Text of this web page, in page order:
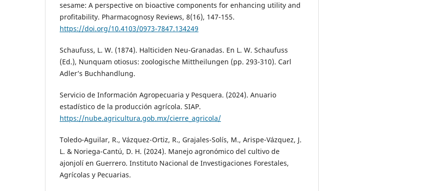
sesame: A perspective on bioactive components for enhancing utility and
profitability. Pharmacognosy Reviews, 8(16), 147-155.
https://doi.org/10.4103/0973-7847.134249
Schaufuss, L. W. (1874). Halticiden Neu-Granadas. En L. W. Schaufuss
(Ed.), Nunquam otiosus: zoologische Mittheilungen (pp. 293-310). Carl
Adler’s Buchhandlung.
Servicio de Información Agropecuaria y Pesquera. (2024). Anuario
estadístico de la producción agrícola. SIAP.
https://nube.agricultura.gob.mx/cierre_agricola/
Toledo-Aguilar, R., Vázquez-Ortiz, R., Grajales-Solís, M., Arispe-Vázquez, J.
L. & Noriega-Cantú, D. H. (2024). Manejo agronómico del cultivo de
ajonjolí en Guerrero. Instituto Nacional de Investigaciones Forestales,
Agrícolas y Pecuarias.